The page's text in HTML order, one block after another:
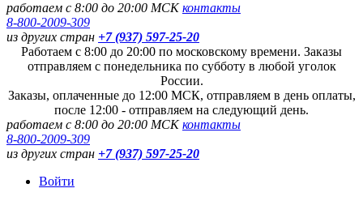
работаем с 8:00 до 20:00 МСКконтакты
8-800-2009-309
из других стран +7 (937) 597-25-20
Работаем с 8:00 до 20:00 по московскому времени. Заказы
отправляем с понедельника по субботу в любой уголок
России.
Заказы, оплаченные до 12:00 МСК, отправляем в день оплаты,
после 12:00 - отправляем на следующий день.
работаем с 8:00 до 20:00 МСКконтакты
8-800-2009-309
из других стран +7 (937) 597-25-20
Войти